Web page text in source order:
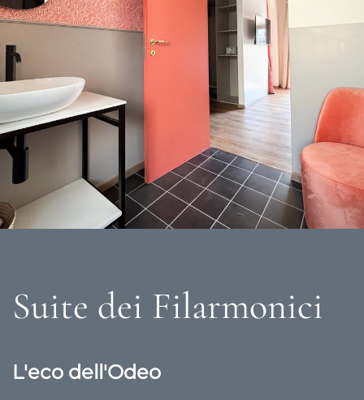
Suite dei Filarmonici
L'eco dell'Odeo